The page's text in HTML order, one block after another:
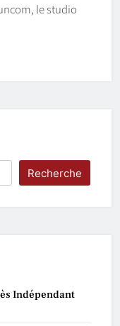
le studio
Recherche
Indépendant